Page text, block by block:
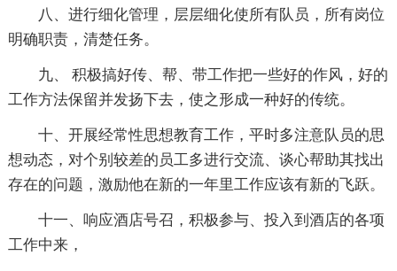
八、进行细化管理，层层细化使所有队员，所有岗位
明确职责，清楚任务。
九、 积极搞好传、帮、带工作把一些好的作风，好的
工作方法保留并发扬下去，使之形成一种好的传统。
十、开展经常性思想教育工作，平时多注意队员的思
想动态，对个别较差的员工多进行交流、谈心帮助其找出
存在的问题，激励他在新的一年里工作应该有新的飞跃。
十一、响应酒店号召，积极参与、投入到酒店的各项
工作中来，